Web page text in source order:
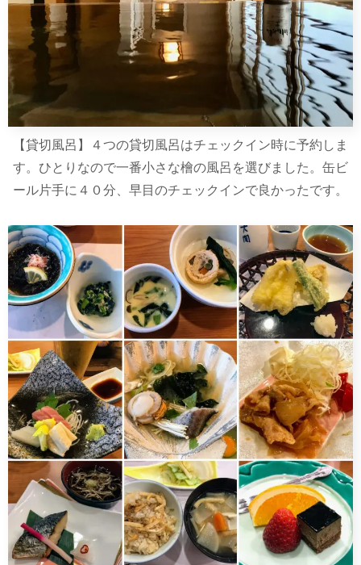
【貸切風呂】４つの貸切風呂はチェックイン時に予約しま
す。ひとりなので一番小さな檜の風呂を選びました。缶ビ
ール片手に４０分、早目のチェックインで良かったです。